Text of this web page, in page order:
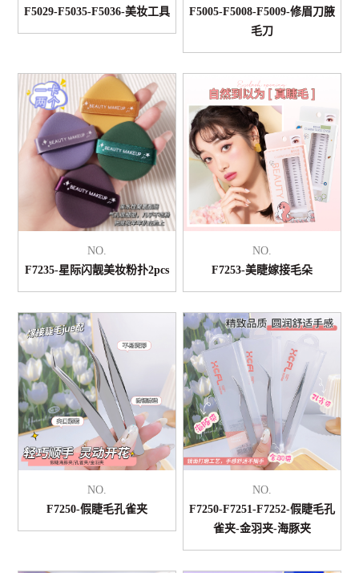
F5029-F5035-F5036-美妆工具
F5005-F5008-F5009-修眉刀腋
毛刀
NO.
F7235-星际闪靓美妆粉扑2pcs
NO.
F7253-美睫嫁接毛朵
NO.
F7250-假睫毛孔雀夹
NO.
F7250-F7251-F7252-假睫毛孔
雀夹-金羽夹-海豚夹